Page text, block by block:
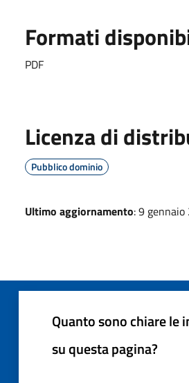
Formati
PDF
Licenza di
Pubblico dominio
Ultimo aggiornamento: 9
Quanto sono chiare le
su questa pagina?